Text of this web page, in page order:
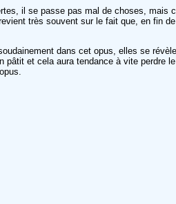
il se passe pas mal de choses,
très souvent sur le fait que, en fin
dans cet opus, elles se
et cela aura tendance à vite